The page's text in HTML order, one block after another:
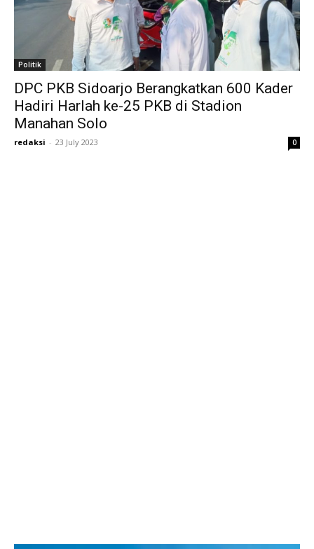
Politik
DPC PKB Sidoarjo Berangkatkan 600 Kader
Hadiri Harlah ke-25 PKB di Stadion
Manahan Solo
redaksi - 23 July 2023 0